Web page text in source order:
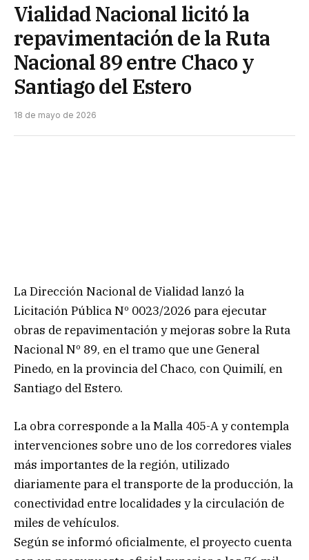
Vialidad Nacional licitó la
repavimentación de la Ruta
Nacional 89 entre Chaco y
Santiago del Estero
18 de mayo de 2026
La Dirección Nacional de Vialidad lanzó la
Licitación Pública Nº 0023/2026 para ejecutar
obras de repavimentación y mejoras sobre la Ruta
Nacional Nº 89, en el tramo que une General
Pinedo, en la provincia del Chaco, con Quimilí, en
Santiago del Estero.
La obra corresponde a la Malla 405-A y contempla
intervenciones sobre uno de los corredores viales
más importantes de la región, utilizado
diariamente para el transporte de la producción, la
conectividad entre localidades y la circulación de
miles de vehículos.
Según se informó oficialmente, el proyecto cuenta